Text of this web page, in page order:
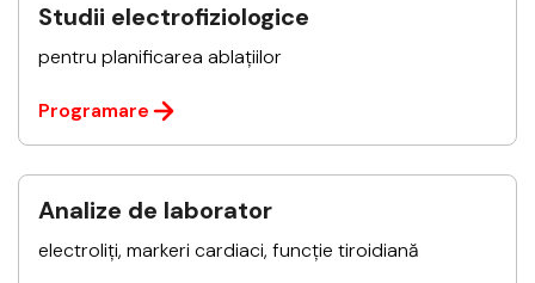
Studii electrofiziologice
pentru planificarea ablațiilor
Programare
Analize de laborator
electroliți, markeri cardiaci, funcție tiroidiană